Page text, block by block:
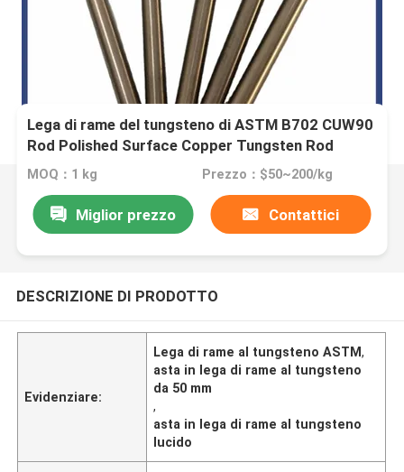
Lega di rame del tungsteno di ASTM B702 CUW90
Rod Polished Surface Copper Tungsten Rod
Copper Tungsten Bar
MOQ：1 kg Prezzo：$50~200/kg
Miglior prezzo Contattici
DESCRIZIONE DI PRODOTTO
Evidenziare:
Lega di rame al tungsteno ASTM,
asta in lega di rame al tungsteno
da 50 mm
,
asta in lega di rame al tungsteno
lucido